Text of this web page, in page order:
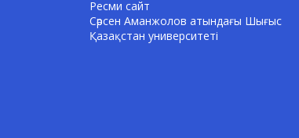
Ресми сайт
Сәрсен Аманжолов атындағы Шығыс
Қазақстан университеті